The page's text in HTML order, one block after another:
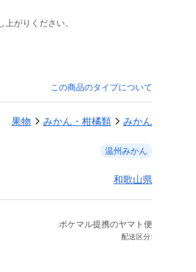
がりください。
この商品のタイプについて
果物 みかん・柑橘類 みかん
温州みかん
和歌山県
ポケマル提携のヤマト便
配送区分: